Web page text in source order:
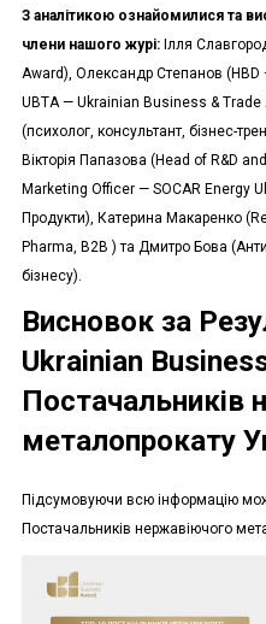
З аналітикою ознайомилися та
члени нашого журі:Ілля
Award), Олександр Степанов (HBD
UBTA — Ukrainian Business &
(психолог, консультант, бізнес-
Вікторія Папазова (Head of R&D
Marketing Officer — SOCAR Energy
Продукти), Катерина Макаренко
Pharma, B2B ) та Дмитро Бова
бізнесу).
Висновок за
Ukrainian
Постачальників
металопрокату
Підсумовуючи всю інформацію
Постачальників нержавіючого